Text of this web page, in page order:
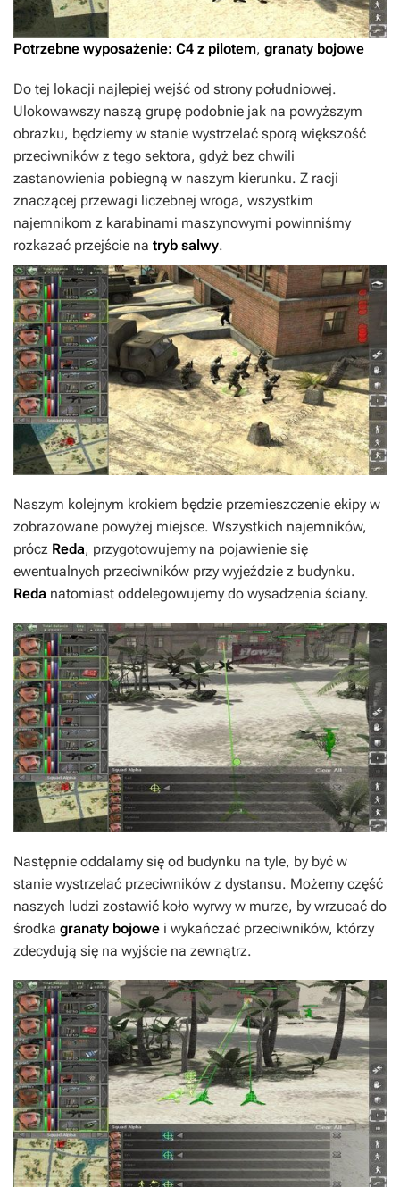
Potrzebne wyposażenie: C4 z pilotem, granaty bojowe
Do tej lokacji najlepiej wejść od strony południowej.
Ulokowawszy naszą grupę podobnie jak na powyższym
obrazku, będziemy w stanie wystrzelać sporą większość
przeciwników z tego sektora, gdyż bez chwili
zastanowienia pobiegną w naszym kierunku. Z racji
znaczącej przewagi liczebnej wroga, wszystkim
najemnikom z karabinami maszynowymi powinniśmy
rozkazać przejście na tryb salwy.
Naszym kolejnym krokiem będzie przemieszczenie ekipy w
zobrazowane powyżej miejsce. Wszystkich najemników,
prócz Reda, przygotowujemy na pojawienie się
ewentualnych przeciwników przy wyjeździe z budynku.
Reda natomiast oddelegowujemy do wysadzenia ściany.
Następnie oddalamy się od budynku na tyle, by być w
stanie wystrzelać przeciwników z dystansu. Możemy część
naszych ludzi zostawić koło wyrwy w murze, by wrzucać do
środka granaty bojowe i wykańczać przeciwników, którzy
zdecydują się na wyjście na zewnątrz.